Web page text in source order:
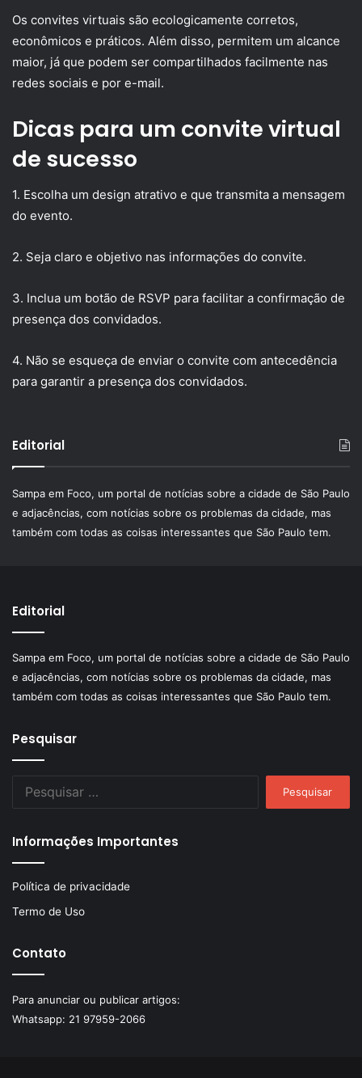
Os convites virtuais são ecologicamente corretos,
econômicos e práticos. Além disso, permitem um alcance
maior, já que podem ser compartilhados facilmente nas
redes sociais e por e-mail.
Dicas para um convite virtual
de sucesso
1. Escolha um design atrativo e que transmita a mensagem
do evento.
2. Seja claro e objetivo nas informações do convite.
3. Inclua um botão de RSVP para facilitar a confirmação de
presença dos convidados.
4. Não se esqueça de enviar o convite com antecedência
para garantir a presença dos convidados.
Editorial
Sampa em Foco, um portal de notícias sobre a cidade de São Paulo
e adjacências, com notícias sobre os problemas da cidade, mas
também com todas as coisas interessantes que São Paulo tem.
Editorial
Sampa em Foco, um portal de notícias sobre a cidade de São Paulo
e adjacências, com notícias sobre os problemas da cidade, mas
também com todas as coisas interessantes que São Paulo tem.
Pesquisar
Informações Importantes
Política de privacidade
Termo de Uso
Contato
Para anunciar ou publicar artigos:
Whatsapp: 21 97959-2066